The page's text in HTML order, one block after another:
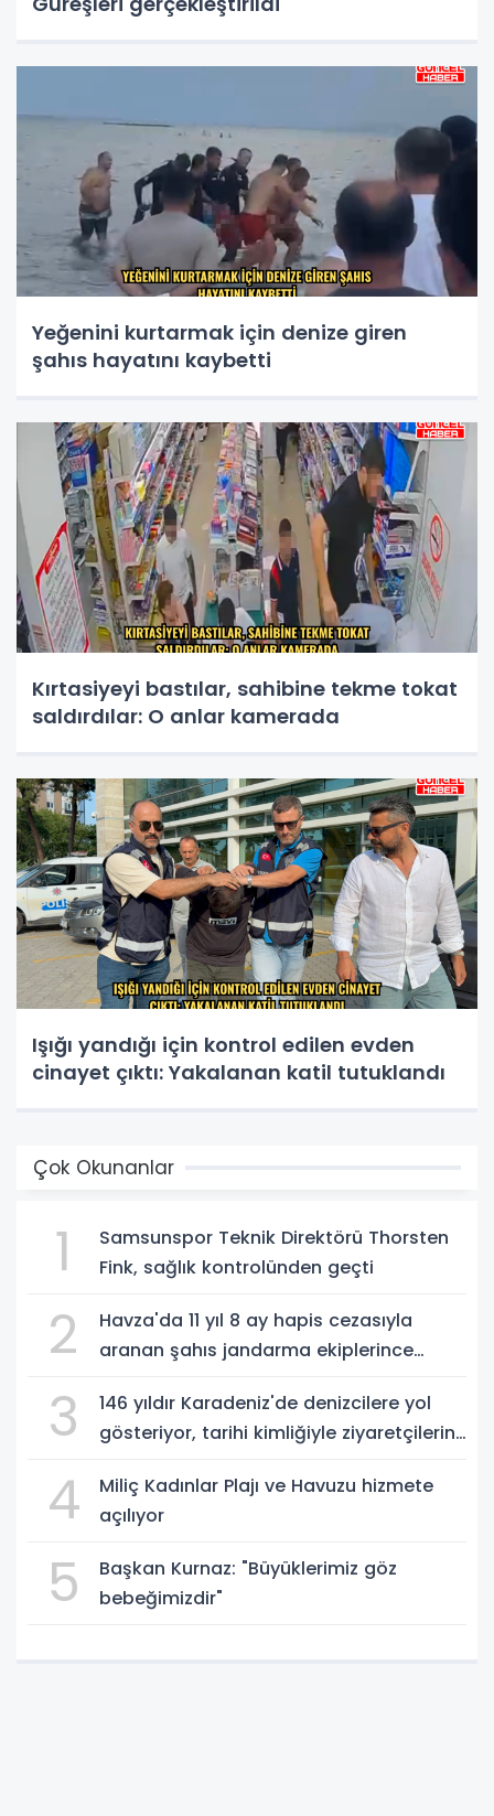
Yeğenini kurtarmak için denize giren
şahıs hayatını kaybetti
Kırtasiyeyi bastılar, sahibine tekme tokat
saldırdılar: O anlar kamerada
Işığı yandığı için kontrol edilen evden
cinayet çıktı: Yakalanan katil tutuklandı
Çok Okunanlar
1
Samsunspor Teknik Direktörü Thorsten
Fink, sağlık kontrolünden geçti
2
Havza'da 11 yıl 8 ay hapis cezasıyla
aranan şahıs jandarma ekiplerince
3
146 yıldır Karadeniz'de denizcilere yol
gösteriyor, tarihi kimliğiyle ziyaretçilerin
4
Miliç Kadınlar Plajı ve Havuzu hizmete
açılıyor
5
Başkan Kurnaz: "Büyüklerimiz göz
bebeğimizdir"